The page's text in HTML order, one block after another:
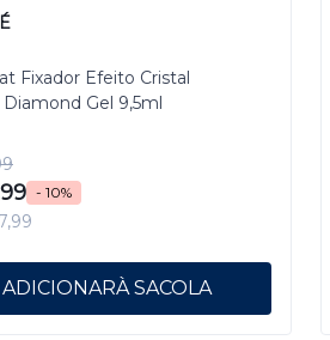
Fixador Efeito Cristal
Diamond Gel 9,5ml
- 10%
ADICIONAR